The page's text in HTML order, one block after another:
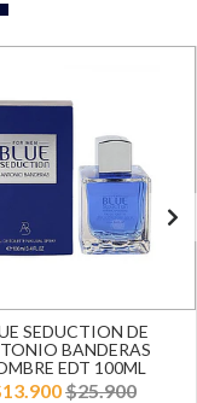
SEDUCTION DE
BANDERAS
EDT 100ML
$25.900